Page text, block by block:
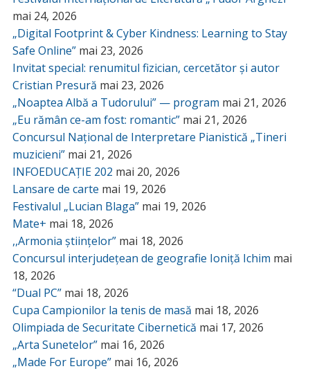
mai 24, 2026
„Digital Footprint & Cyber Kindness: Learning to Stay
Safe Online” mai 23, 2026
Invitat special: renumitul fizician, cercetător și autor
Cristian Presură mai 23, 2026
„Noaptea Albă a Tudorului” — program mai 21, 2026
„Eu rămân ce-am fost: romantic” mai 21, 2026
Concursul Național de Interpretare Pianistică „Tineri
muzicieni” mai 21, 2026
INFOEDUCAȚIE 202 mai 20, 2026
Lansare de carte mai 19, 2026
Festivalul „Lucian Blaga” mai 19, 2026
Mate+ mai 18, 2026
,,Armonia științelor” mai 18, 2026
Concursul interjudețean de geografie Ioniță Ichim mai
18, 2026
“Dual PC” mai 18, 2026
Cupa Campionilor la tenis de masă mai 18, 2026
Olimpiada de Securitate Cibernetică mai 17, 2026
„Arta Sunetelor” mai 16, 2026
„Made For Europe” mai 16, 2026